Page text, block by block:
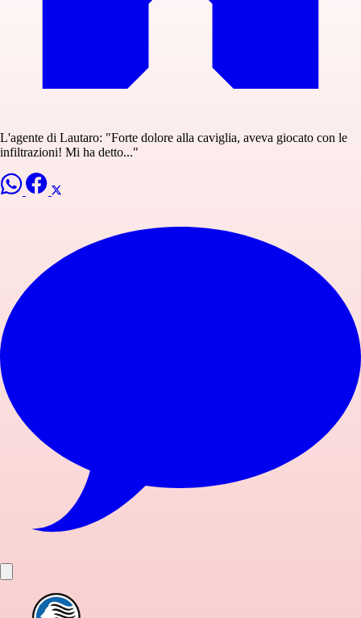
L'agente di Lautaro: "Forte dolore alla caviglia, aveva giocato con le
infiltrazioni! Mi ha detto..."